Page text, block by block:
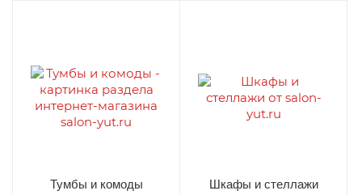
Тумбы и комоды Шкафы и стеллажи